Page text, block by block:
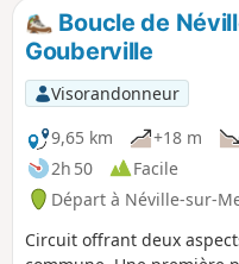
Boucle de
Gouberville
Visorandonneur
9,65 km
+18 m
2h 50
Facile
Départ à Néville-sur-
Circuit offrant deux